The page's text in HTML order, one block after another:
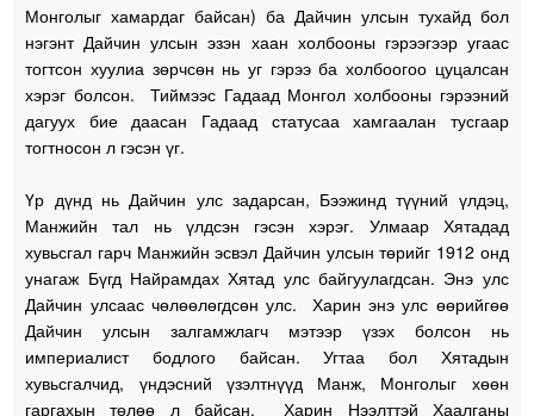
Монголыг хамардаг байсан) ба Дайчин улсын тухайд бол
нэгэнт Дайчин улсын эзэн хаан холбооны гэрээгээр угаас
тогтсон хуулиа зөрчсөн нь уг гэрээ ба холбоогоо цуцалсан
хэрэг болсон. Тиймээс Гадаад Монгол холбооны гэрээний
дагуух бие даасан Гадаад статусаа хамгаалан тусгаар
тогтносон л гэсэн үг.
Үр дүнд нь Дайчин улс задарсан, Бээжинд түүний үлдэц,
Манжийн тал нь үлдсэн гэсэн хэрэг. Улмаар Хятадад
хувьсгал гарч Манжийн эсвэл Дайчин улсын төрийг 1912 онд
унагаж Бүгд Найрамдах Хятад улс байгуулагдсан. Энэ улс
Дайчин улсаас чөлөөлөгдсөн улс. Харин энэ улс өөрийгөө
Дайчин улсын залгамжлагч мэтээр үзэх болсон нь
империалист бодлого байсан. Угтаа бол Хятадын
хувьсгалчид, үндэсний үзэлтнүүд Манж, Монголыг хөөн
гаргахын төлөө л байсан. Харин Нээлттэй Хаалганы